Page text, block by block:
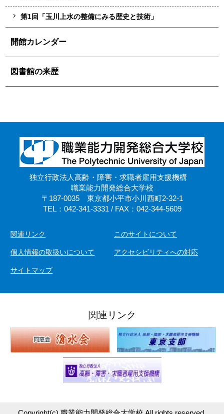
第1回「玉川上水の整備にみる歴史と技術」
開館カレンダー
図書館の来歴
独立行政法人高齢・障害・求職者雇用支援機構
職業能力開発総合大学校
〒187-0035 東京都小平市小川西町2-32-1
TEL：042-341-3331 / FAX：042-344-5609
関連リンク このサイトについて
個人情報の取扱いについて アクセシビリティへの対応
サイトマップ
関連リンク